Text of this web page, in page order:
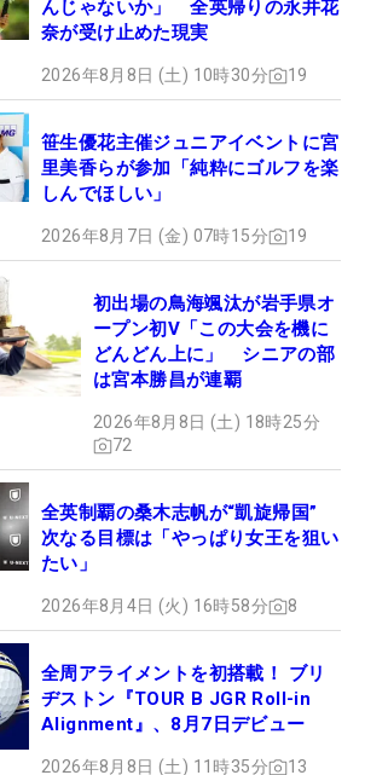
んじゃないか」 全英帰りの永井花
奈が受け止めた現実
2026年8月8日 (土) 10時30分 19
笹生優花主催ジュニアイベントに宮
里美香らが参加「純粋にゴルフを楽
しんでほしい」
2026年8月7日 (金) 07時15分 19
初出場の鳥海颯汰が岩手県オ
ープン初V「この大会を機に
どんどん上に」 シニアの部
は宮本勝昌が連覇
2026年8月8日 (土) 18時25分
72
全英制覇の桑木志帆が“凱旋帰国”
次なる目標は「やっぱり女王を狙い
たい」
2026年8月4日 (火) 16時58分 8
全周アライメントを初搭載！ ブリ
ヂストン『TOUR B JGR Roll-in
Alignment』、8月7日デビュー
2026年8月8日 (土) 11時35分 13